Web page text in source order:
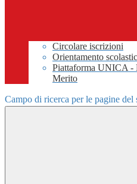
Circolare iscrizioni
Orientamento
Piattaforma UNICA -
Merito
Campo di ricerca per le pagine del